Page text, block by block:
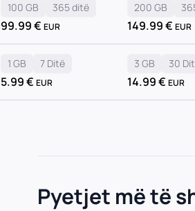
100 GB 365 ditë
99.99€ EUR
200 GB
149.99€ EUR
1 GB 7 Ditë
5.99€ EUR
3 GB 30
14.99€ EUR
Pyetjet më të